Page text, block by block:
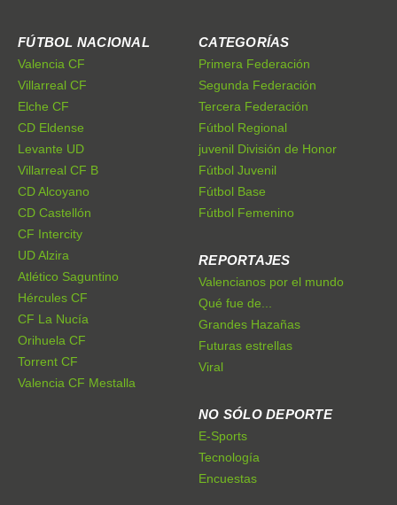
FÚTBOL NACIONAL
Valencia CF
Villarreal CF
Elche CF
CD Eldense
Levante UD
Villarreal CF B
CD Alcoyano
CD Castellón
CF Intercity
UD Alzira
Atlético Saguntino
Hércules CF
CF La Nucía
Orihuela CF
Torrent CF
Valencia CF Mestalla
CATEGORÍAS
Primera Federación
Segunda Federación
Tercera Federación
Fútbol Regional
juvenil División de Honor
Fútbol Juvenil
Fútbol Base
Fútbol Femenino
REPORTAJES
Valencianos por el mundo
Qué fue de...
Grandes Hazañas
Futuras estrellas
Viral
NO SÓLO DEPORTE
E-Sports
Tecnología
Encuestas